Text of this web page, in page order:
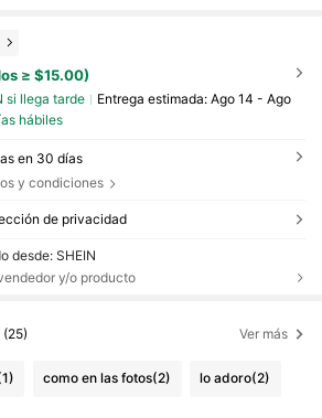
≥ $15.00)
si llega tarde Entrega estimada: Ago 14 - Ago
hábiles
en 30 días
y condiciones
de privacidad
desde: SHEIN
y/o producto
(25) Ver más
como en las fotos(2) lo adoro(2)